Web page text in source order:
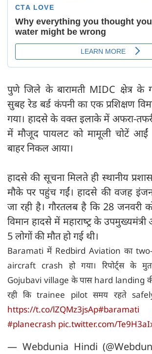
पुणे जिले के बारामती MIDC क्षेत्र
सुबह रेड बर्ड कंपनी का एक प्रशिक्षण
गया। हादसे के वक्त इलाके में अफरा-
में मौजूद पायलट को मामूली चोटें आईं
बाहर निकल आया।
हादसे की सूचना मिलते ही स्थानीय
मौके पर पहुंच गईं। हादसे की वजह
जा रही है। गौरतलब है कि 28 जनवरी
विमान हादसे में महाराष्‍ट्र के
5 लोगों की मौत हो गई थी।
Baramati में Redbird Aviation का
aircraft crash हो गया। रिपोर्ट्स के
Gojubavi village के पास hard landing
रही कि trainee pilot समय रहते
https://t.co/lZQMz3jsAp#baramati
#planecrash pic.twitter.com/
— Webdunia Hindi